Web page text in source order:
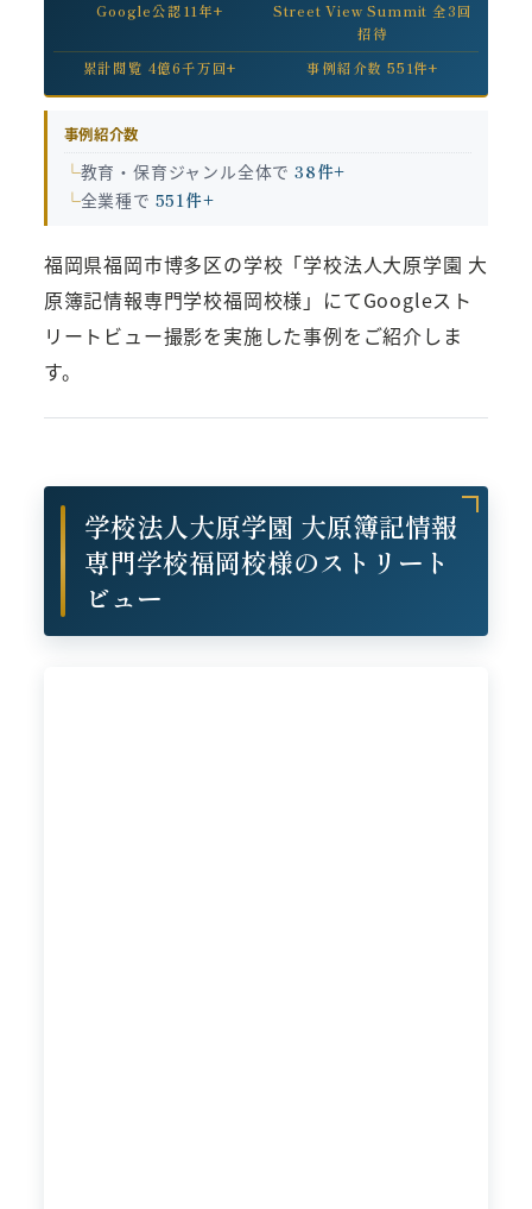
Google公認11年+
Street View Summit 全3回
招待
累計閲覧 4億6千万回+
事例紹介数 551件+
事例紹介数
教育・保育ジャンル全体で38件+
全業種で 551件+
福岡県福岡市博多区の学校「学校法人大原学園 大
原簿記情報専門学校福岡校様」にてGoogleスト
リートビュー撮影を実施した事例をご紹介しま
す。
学校法人大原学園 大原簿記情報
専門学校福岡校様のストリート
ビュー